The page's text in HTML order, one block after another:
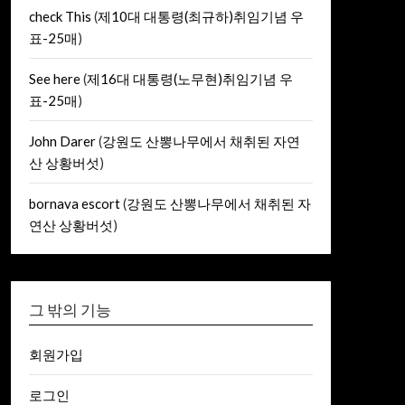
check This (제10대 대통령(최규하)취임기념 우
표-25매)
See here(제16대 대통령(노무현)취임기념 우
표-25매)
John Darer(강원도 산뽕나무에서 채취된 자연
산 상황버섯)
bornava escort(강원도 산뽕나무에서 채취된 자
연산 상황버섯)
그 밖의 기능
회원가입
로그인